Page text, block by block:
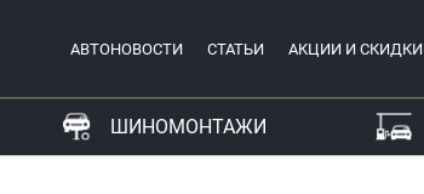
АВТОНОВОСТИ СТАТЬИ АКЦИИ И СКИДКИ
ШИНОМОНТАЖИ